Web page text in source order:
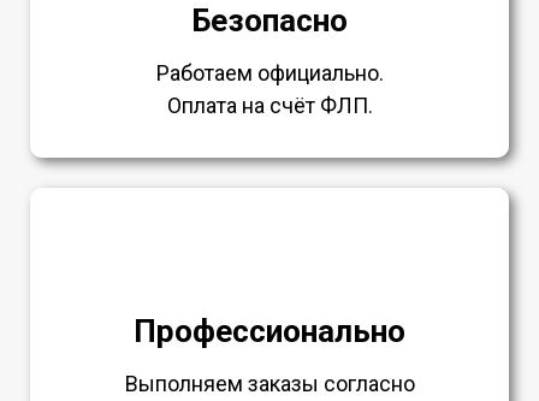
Безопасно
Работаем официально.
Оплата на счёт ФЛП.
Профессионально
Выполняем заказы согласно